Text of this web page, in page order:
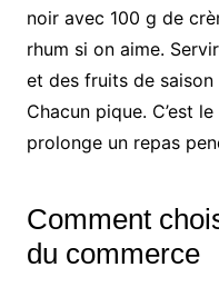
noir avec 100 g de
rhum si on aime.
et des fruits de saison
Chacun pique. C’est
prolonge un repas
Comment
du commerce